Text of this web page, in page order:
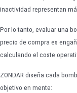
inactividad representan
Por lo tanto, evaluar una
precio de compra es
calculando el coste
ZONDAR diseña cada
objetivo en mente: